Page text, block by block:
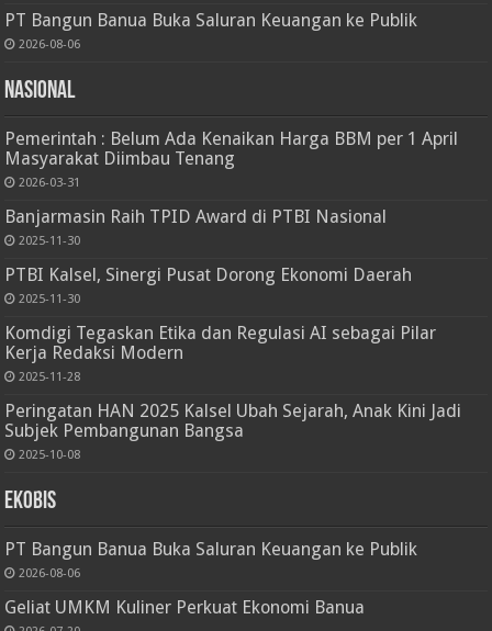
PT Bangun Banua Buka Saluran Keuangan ke Publik
2026-08-06
Nasional
Pemerintah : Belum Ada Kenaikan Harga BBM per 1 April
Masyarakat Diimbau Tenang
2026-03-31
Banjarmasin Raih TPID Award di PTBI Nasional
2025-11-30
PTBI Kalsel, Sinergi Pusat Dorong Ekonomi Daerah
2025-11-30
Komdigi Tegaskan Etika dan Regulasi AI sebagai Pilar
Kerja Redaksi Modern
2025-11-28
Peringatan HAN 2025 Kalsel Ubah Sejarah, Anak Kini Jadi
Subjek Pembangunan Bangsa
2025-10-08
Ekobis
PT Bangun Banua Buka Saluran Keuangan ke Publik
2026-08-06
Geliat UMKM Kuliner Perkuat Ekonomi Banua